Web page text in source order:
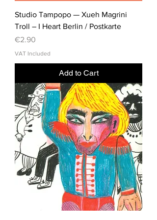
Studio Tampopo — Xueh Magrini
Troll – I Heart Berlin / Postkarte
Price
€2.90
VAT Included
Add to Cart